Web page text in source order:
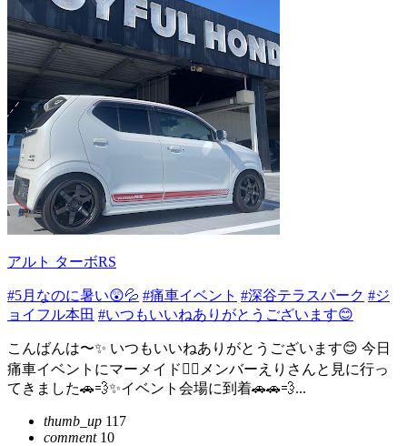
アルト ターボRS
#5月なのに暑い😲💦 #痛車イベント #深谷テラスパーク #ジ
ョイフル本田 #いつもいいねありがとうございます😊
こんばんは〜✨ いつもいいねありがとうございます😊 今日
痛車イベントにマーメイド🧜‍♀️メンバーえりさんと見に行っ
てきました🚗💨✨イベント会場に到着🚗🚗💨...
thumb_up 117
comment10